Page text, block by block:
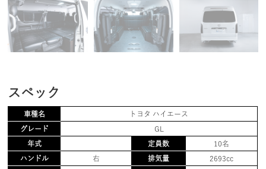
スペック
車種名 トヨタ ハイエース
グレード GL
年式 定員数 10名
ハンドル 右 排気量 2693cc